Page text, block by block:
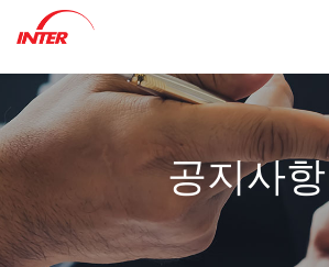
공지사항